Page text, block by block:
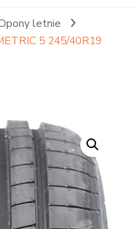
letnie
5 245/40R19